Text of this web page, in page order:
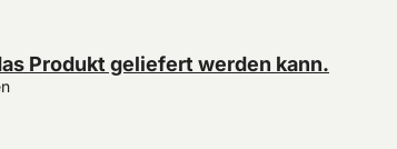
Produkt geliefert werden kann.